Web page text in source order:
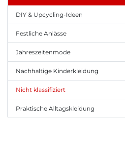
DIY & Upcycling-Ideen
Festliche Anlässe
Jahreszeitenmode
Nachhaltige Kinderkleidung
Nicht klassifiziert
Praktische Alltagskleidung